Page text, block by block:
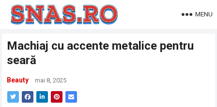
MENU
Machiaj cu accente metalice pentru
seară
Beauty mai 8, 2025